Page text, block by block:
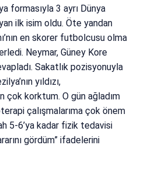
formasıyla 3 ayrı Dünya
ilk isim oldu. Öte yandan
en skorer futbolcusu olma
Neymar, Güney Kore
Sakatlık pozisyonuyla
yıldızı,
çok korktum. O gün ağladım
çalışmalarıma çok önem
5-6’ya kadar fizik tedavisi
gördüm” ifadelerini